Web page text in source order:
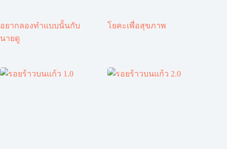
อยากลองทำแบบนั้นกับ
นายดู
โยคะเพื่อสุขภาพ